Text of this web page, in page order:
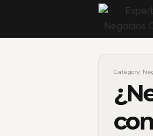
Category: